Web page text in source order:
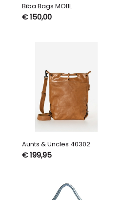
Biba Bags MOI1L
€ 150,00
Aunts & Uncles 40302
€ 199,95